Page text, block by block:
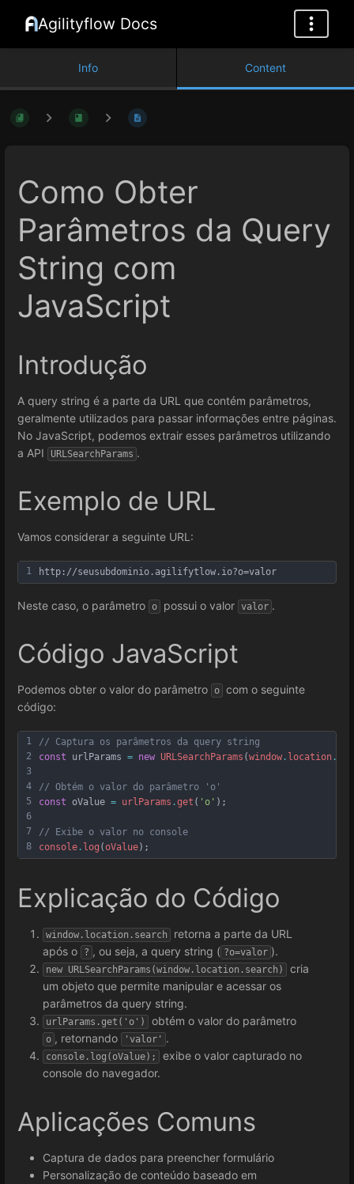
Agilityflow Docs
Info Content
Como Obter
Parâmetros da Query
String com
JavaScript
Introdução
A query string é a parte da URL que contém parâmetros,
geralmente utilizados para passar informações entre páginas.
No JavaScript, podemos extrair esses parâmetros utilizando
a API
URLSearchParams .
Exemplo de URL
Vamos considerar a seguinte URL:
1 http://seusubdominio.agilifytlow.io?o=valor
Neste caso, o parâmetro o possui o valor valor .
Código JavaScript
Podemos obter o valor do parâmetro o com o seguinte
código:
1
2
3
4
5
6
7
8
// Captura os parâmetros da query string
const
urlParams = new URLSearchParams (window . location .
// Obtém o valor do parâmetro 'o'
const oValue = urlParams .get ( 'o' ) ;
// Exibe o valor no console
console . log (oValue) ;
Explicação do Código
window.location.search
retorna a parte da URL
após o
? , ou seja, a query string ( ?o=valor ).
new URLSearchParams(window.location.search)
cria
um objeto que permite manipular e acessar os
parâmetros da query string.
urlParams.get('o') obtém o valor do parâmetro
o , retornando 'valor' .
console.log(oValue);
exibe o valor capturado no
console do navegador.
Aplicações Comuns
Captura de dados para preencher formulário
Personalização de conteúdo baseado em